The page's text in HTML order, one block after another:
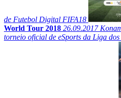
de Futebol Digital FIFA18
World Tour 2018 26.09.2017
torneio oficial de eSports da Liga